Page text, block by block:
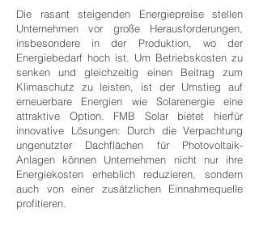
Die rasant steigenden Energiepreise stellen
Unternehmen vor große Herausforderungen,
insbesondere in der Produktion, wo der
Energiebedarf hoch ist. Um Betriebskosten zu
senken und gleichzeitig einen Beitrag zum
Klimaschutz zu leisten, ist der Umstieg auf
erneuerbare Energien wie Solarenergie eine
attraktive Option. FMB Solar bietet hierfür
innovative Lösungen: Durch die Verpachtung
ungenutzter Dachflächen für Photovoltaik-
Anlagen können Unternehmen nicht nur ihre
Energiekosten erheblich reduzieren, sondern
auch von einer zusätzlichen Einnahmequelle
profitieren.